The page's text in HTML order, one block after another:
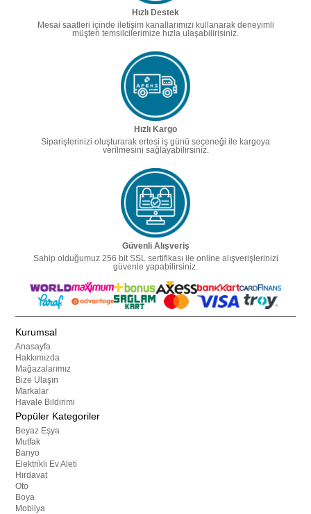
Hızlı Destek
Mesai saatleri içinde iletişim kanallarımızı kullanarak deneyimli
müşteri temsilcilerimize hızla ulaşabilirisiniz.
Hızlı Kargo
Siparişlerinizi oluşturarak ertesi iş günü seçeneği ile kargoya
verilmesini sağlayabilirsiniz.
Güvenli Alışveriş
Sahip olduğumuz 256 bit SSL sertifikası ile online alışverişlerinizi
güvenle yapabilirsiniz.
Kurumsal
Anasayfa
Hakkımızda
Mağazalarımız
Bize Ulaşın
Markalar
Havale Bildirimi
Popüler Kategoriler
Beyaz Eşya
Mutfak
Banyo
Elektrikli Ev Aleti
Hırdavat
Oto
Boya
Mobilya